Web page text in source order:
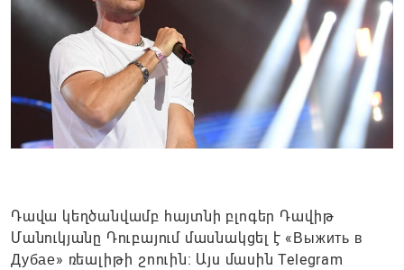
Դավա կեղծանվամբ հայտնի բլոգեր Դավիթ
Մանուկյանը Դուբայում մասնակցել է «Выжить в
Дубае» ռեալիթի շոուին։ Այս մասին Telegram